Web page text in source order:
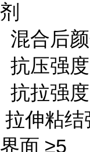
剂
混合后
抗压强
抗拉强
拉伸粘结
界面 ≥5